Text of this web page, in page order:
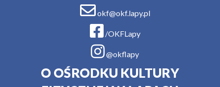
okf@okf.lapy.pl
/OKFLapy
@okflapy
O OŚRODKU KULTURY